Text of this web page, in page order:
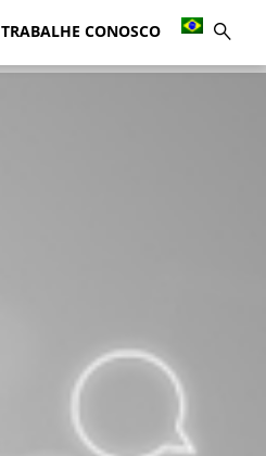
TRABALHE CONOSCO